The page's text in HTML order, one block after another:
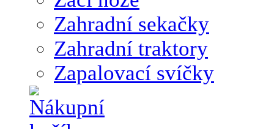
Zahradní sekačky
Zahradní traktory
Zapalovací svíčky